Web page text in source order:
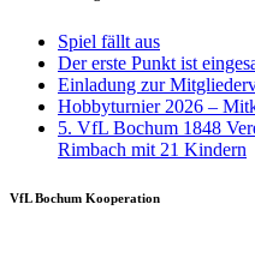
Spiel fällt aus
Der erste Punkt ist
Einladung zur
Hobbyturnier 2026 –
5. VfL Bochum 1848
Rimbach mit 21 Kindern
VfL Bochum Kooperation